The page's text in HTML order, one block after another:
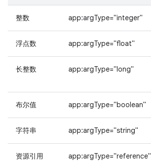
整数 app:argType="integer"
浮点数 app:argType="float"
长整数 app:argType="long"
布尔值 app:argType="boolean"
字符串 app:argType="string"
资源引用 app:argType="reference"